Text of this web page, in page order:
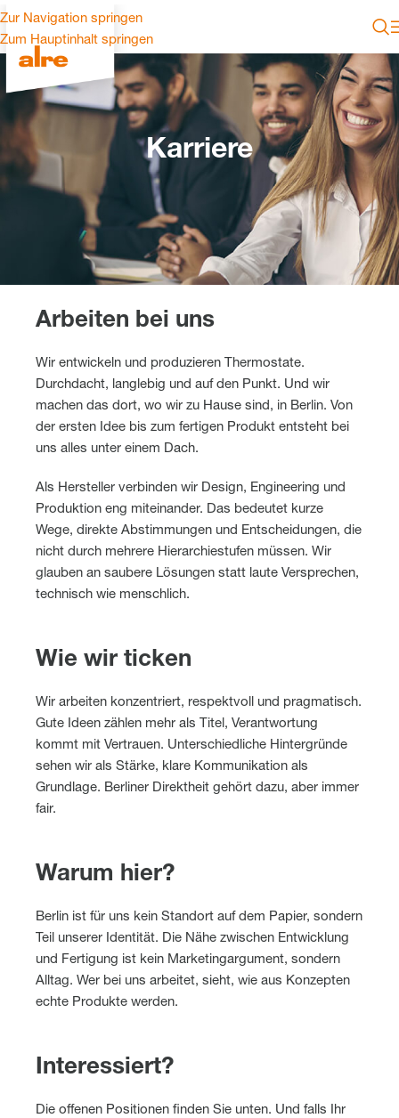
Zur Navigation springen
Zum Hauptinhalt springen
Karriere
Arbeiten bei uns
Wir entwickeln und produzieren Thermostate.
Durchdacht, langlebig und auf den Punkt. Und wir
machen das dort, wo wir zu Hause sind, in Berlin. Von
der ersten Idee bis zum fertigen Produkt entsteht bei
uns alles unter einem Dach.
Als Hersteller verbinden wir Design, Engineering und
Produktion eng miteinander. Das bedeutet kurze
Wege, direkte Abstimmungen und Entscheidungen, die
nicht durch mehrere Hierarchiestufen müssen. Wir
glauben an saubere Lösungen statt laute Versprechen,
technisch wie menschlich.
Wie wir ticken
Wir arbeiten konzentriert, respektvoll und pragmatisch.
Gute Ideen zählen mehr als Titel, Verantwortung
kommt mit Vertrauen. Unterschiedliche Hintergründe
sehen wir als Stärke, klare Kommunikation als
Grundlage. Berliner Direktheit gehört dazu, aber immer
fair.
Warum hier?
Berlin ist für uns kein Standort auf dem Papier, sondern
Teil unserer Identität. Die Nähe zwischen Entwicklung
und Fertigung ist kein Marketingargument, sondern
Alltag. Wer bei uns arbeitet, sieht, wie aus Konzepten
echte Produkte werden.
Interessiert?
Die offenen Positionen finden Sie unten. Und falls Ihr